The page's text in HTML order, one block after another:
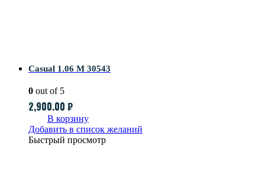
Casual 1.06 M 30543
0 out of 5
2,900.00 ₽
В корзину
Добавить в список желаний
Быстрый просмотр